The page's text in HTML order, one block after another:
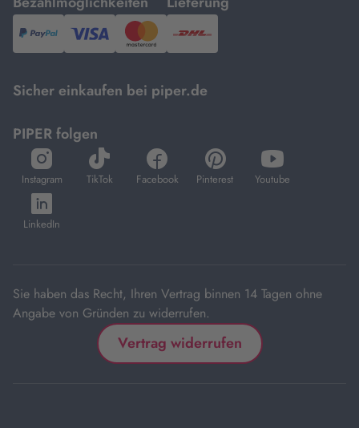
PayPal,Visa
und
DHL.
Sicher einkaufen bei piper.de
PIPER folgen
Instagram
öffnet
in
neuem
Tab
TikTok
öffnet
in
Facebook
öffnet
in
Pinterest
öffnet
in
Youtube
öffnet
in
LinkedIn
öffnet
in
Sie haben das Recht, Ihren Vertrag binnen 14 Tagen ohne
Angabe von Gründen zu widerrufen.
Vertrag widerrufen